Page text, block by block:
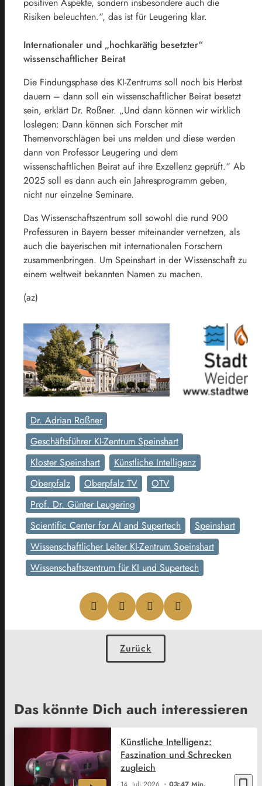
Risiken beleuchten.“, das ist für Leugering klar.
Internationaler und „hochkarätig besetzter“
wissenschaftlicher Beirat
Die Findungsphase des KI-Zentrums soll noch bis Herbst
dauern – dann soll ein wissenschaftlicher Beirat besetzt
sein, erklärt Dr. Roßner. „Und dann können wir wirklich
loslegen: Dann können sich Forscher mit
Themenvorschlägen bei uns melden und diese werden
dann von Professor Leugering und dem
wissenschaftlichen Beirat auf ihre Exzellenz geprüft.“ Ab
2025 soll es dann auch ein Jahresprogramm geben,
nicht nur einzelne Seminare.
Das Wissenschaftszentrum soll sowohl die rund 900
Professuren in Bayern besser miteinander vernetzen, als
auch die bayerischen mit internationalen Forschern
zusammenbringen. Um Speinshart in der Wissenschaft zu
einem weltweit bekannten Namen zu machen.
(az)
Dr. Adrian Roßner
Geschäftsführer KI-Zentrum Speinshart
Kloster Speinshart
Künstliche Intelligenz
Oberpfalz
Oberpfalz TV
OTV
Prof. Dr. Günter Leugering
Scientific Center for AI and Supertech
Speinshart
Wissenschaftlicher Leiter KI-Zentrum Speinshart
Wissenschaftszentrum für KI und Supertech
Zurück
Das könnte Dich auch interessieren
Künstliche Intelligenz:
Faszination und Schrecken
zugleich